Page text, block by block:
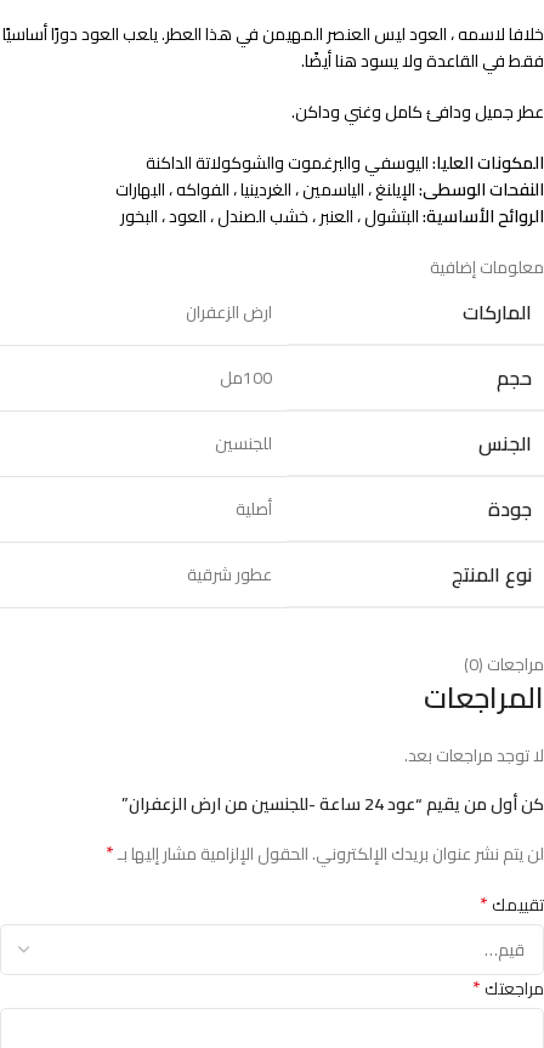
خلافا لاسمه ، العود ليس العنصر المهيمن في هذا العطر. يلعب العود دورًا أساسيًا
فقط في القاعدة ولا يسود هنا أيضًا.
عطر جميل ودافئ كامل وغني وداكن.
المكونات العليا:اليوسفي والبرغموت والشوكولاتة الداكنة
النفحات الوسطى:الإيلنغ ، الياسمين ، الغردينيا ، الفواكه ، البهارات
الروائح الأساسية:البتشول ، العنبر ، خشب الصندل ، العود ، البخور
معلومات إضافية
الماركات ارض الزعفران
حجم 100مل
الجنس للجنسين
جودة أصلية
نوع المنتج عطور شرقية
مراجعات (0)
المراجعات
لا توجد مراجعات بعد.
كن أول من يقيم “عود 24 ساعة -للجنسين من ارض الزعفران”
لن يتم نشر عنوان بريدك الإلكتروني.الحقول الإلزامية مشار إليها بـ*
تقييمك*
مراجعتك*